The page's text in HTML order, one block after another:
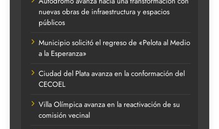
nuevas obras de infraestructura y espacios
públicos
Municipio solicitó el regreso de «Pelota al Medio
a la Esperanza»
Ciudad del Plata avanza en la conformación del
CECOEL
Villa Olímpica avanza en la reactivación de su
comisión vecinal